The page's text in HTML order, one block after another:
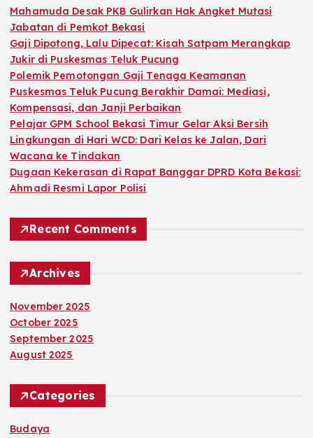
o
r
:
Mahamuda Desak PKB Gulirkan Hak Angket Mutasi
Jabatan di Pemkot Bekasi
Gaji Dipotong, Lalu Dipecat: Kisah Satpam Merangkap
Jukir di Puskesmas Teluk Pucung
Polemik Pemotongan Gaji Tenaga Keamanan
Puskesmas Teluk Pucung Berakhir Damai: Mediasi,
Kompensasi, dan Janji Perbaikan
Pelajar GPM School Bekasi Timur Gelar Aksi Bersih
Lingkungan di Hari WCD: Dari Kelas ke Jalan, Dari
Wacana ke Tindakan
Dugaan Kekerasan di Rapat Banggar DPRD Kota Bekasi:
Ahmadi Resmi Lapor Polisi
Recent Comments
Archives
November 2025
October 2025
September 2025
August 2025
Categories
Budaya